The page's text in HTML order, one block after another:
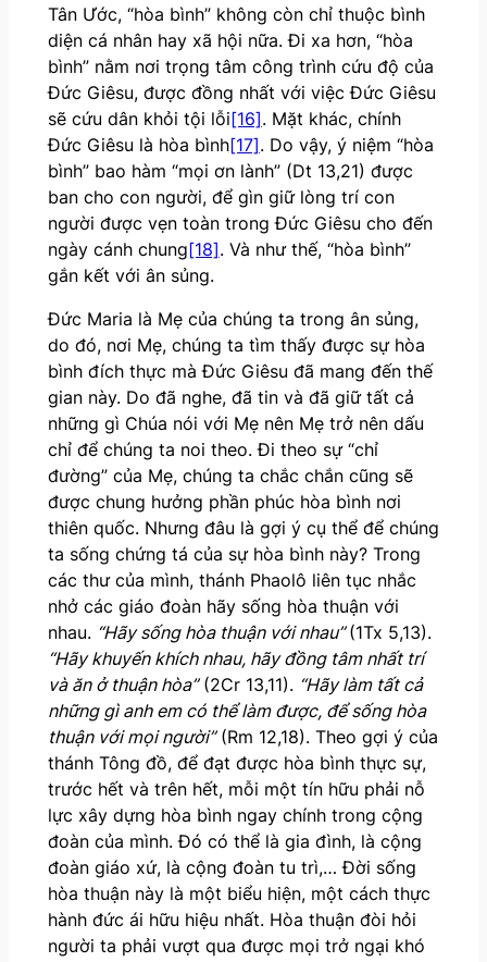
Tân Ước, “hòa bình” không còn chỉ thuộc bình
diện cá nhân hay xã hội nữa. Đi xa hơn, “hòa
bình” nằm nơi trọng tâm công trình cứu độ của
Đức Giêsu, được đồng nhất với việc Đức Giêsu
sẽ cứu dân khỏi tội lỗi[16]. Mặt khác, chính
Đức Giêsu là hòa bình[17]. Do vậy, ý niệm “hòa
bình” bao hàm “mọi ơn lành” (Dt 13,21) được
ban cho con người, để gìn giữ lòng trí con
người được vẹn toàn trong Đức Giêsu cho đến
ngày cánh chung[18]. Và như thế, “hòa bình”
gắn kết với ân sủng.
Đức Maria là Mẹ của chúng ta trong ân sủng,
do đó, nơi Mẹ, chúng ta tìm thấy được sự hòa
bình đích thực mà Đức Giêsu đã mang đến thế
gian này. Do đã nghe, đã tin và đã giữ tất cả
những gì Chúa nói với Mẹ nên Mẹ trở nên dấu
chỉ để chúng ta noi theo. Đi theo sự “chỉ
đường” của Mẹ, chúng ta chắc chắn cũng sẽ
được chung hưởng phần phúc hòa bình nơi
thiên quốc. Nhưng đâu là gợi ý cụ thể để chúng
ta sống chứng tá của sự hòa bình này? Trong
các thư của mình, thánh Phaolô liên tục nhắc
nhở các giáo đoàn hãy sống hòa thuận với
nhau. “Hãy sống hòa thuận với nhau”(1Tx 5,13).
“Hãy khuyến khích nhau, hãy đồng tâm nhất trí
và ăn ở thuận hòa”(2Cr 13,11). “Hãy làm tất cả
những gì anh em có thể làm được, để sống hòa
thuận với mọi người”(Rm 12,18). Theo gợi ý của
thánh Tông đồ, để đạt được hòa bình thực sự,
trước hết và trên hết, mỗi một tín hữu phải nỗ
lực xây dựng hòa bình ngay chính trong cộng
đoàn của mình. Đó có thể là gia đình, là cộng
đoàn giáo xứ, là cộng đoàn tu trì,… Đời sống
hòa thuận này là một biểu hiện, một cách thực
hành đức ái hữu hiệu nhất. Hòa thuận đòi hỏi
người ta phải vượt qua được mọi trở ngại khó